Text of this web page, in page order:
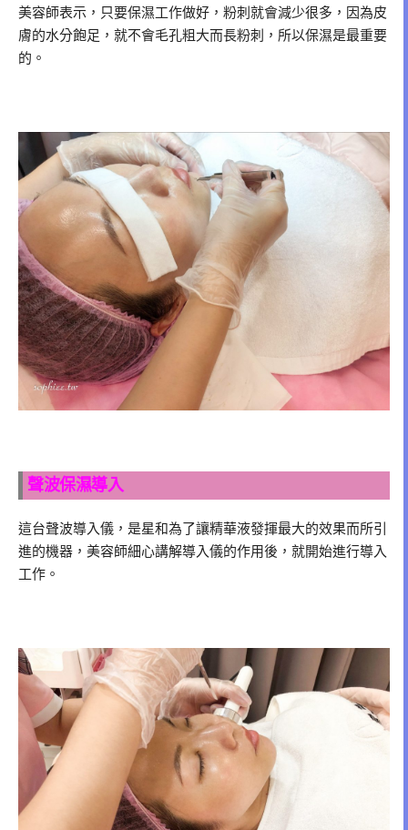
美容師表示，只要保濕工作做好，粉刺就會減少很多，因為皮
膚的水分飽足，就不會毛孔粗大而長粉刺，所以保濕是最重要
的。
聲波保濕導入
這台聲波導入儀，是星和為了讓精華液發揮最大的效果而所引
進的機器，美容師細心講解導入儀的作用後，就開始進行導入
工作。